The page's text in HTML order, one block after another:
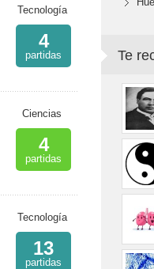
Tecnología
4
partidas
Ciencias
4
partidas
Tecnología
13
partidas
Te